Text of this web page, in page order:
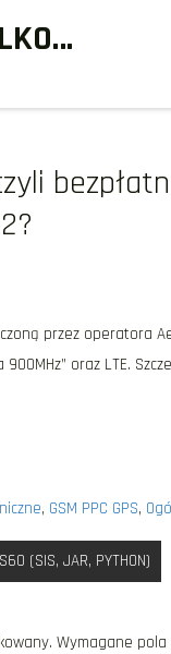
przez operatora
oraz LTE.
, GSM PPC GPS,
(SIS, JAR, PYTHON)
Wymagane pola